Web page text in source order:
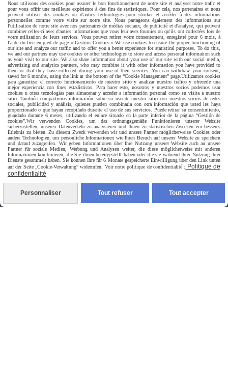
Livraison rapide
Nous utilisons des cookies pour assurer le bon fonctionnement de notre site et analyser notre trafic et
pour vous offrir une meilleure expérience à des fins de statistiques. Pour cela, nos partenaires et nous
peuvent utiliser des cookies ou d'autres technologies pour stocker et accéder à des informations
personnelles comme votre visite sur notre site. Nous partageons également des informations sur
l'utilisation de notre site avec nos partenaires de médias sociaux, de publicité et d'analyse, qui peuvent
combiner celles-ci avec d'autres informations que vous leur avez fournies ou qu'ils ont collectées lors de
votre utilisation de leurs services. Vous pouvez retirer votre consentement, enregistré pour 6 mois, à
l'aide du lien en pied de page « Gestion Cookies ». We use cookies to ensure the proper functioning of
our site and analyze our traffic and to offer you a better experience for statistical purposes. To do this,
we and our partners may use cookies or other technologies to store and access personal information such
as your visit to our site. We also share information about your use of our site with our social media,
advertising and analytics partners, who may combine it with other information you have provided to
them or that they have collected during your use of their services. You can withdraw your consent,
saved for 6 months, using the link at the bottom of the “Cookie Management” page. Utilizamos cookies
para garantizar el correcto funcionamiento de nuestro sitio y analizar nuestro tráfico y ofrecerle una
mejor experiencia con fines estadísticos. Para hacer esto, nosotros y nuestros socios podemos usar
cookies u otras tecnologías para almacenar y acceder a información personal como su visita a nuestro
sitio. También compartimos información sobre su uso de nuestro sitio con nuestros socios de redes
sociales, publicidad y análisis, quienes pueden combinarla con otra información que usted les haya
proporcionado o que hayan recopilado durante el uso de sus servicios. Puede retirar su consentimiento,
guardado durante 6 meses, utilizando el enlace situado en la parte inferior de la página “Gestión de
cookies”. Wir verwenden Cookies, um das ordnungsgemäße Funktionieren unserer Website
sicherzustellen, unseren Datenverkehr zu analysieren und Ihnen zu statistischen Zwecken ein besseres
Erlebnis zu bieten. Zu diesem Zweck verwenden wir und unsere Partner möglicherweise Cookies oder
andere Technologien, um persönliche Informationen wie Ihren Besuch auf unserer Website zu speichern
und darauf zuzugreifen. Wir geben Informationen über Ihre Nutzung unserer Website auch an unsere
Partner für soziale Medien, Werbung und Analysen weiter, die diese möglicherweise mit anderen
Informationen kombinieren, die Sie ihnen bereitgestellt haben oder die sie während Ihrer Nutzung ihrer
Dienste gesammelt haben. Sie können Ihre für 6 Monate gespeicherte Einwilligung über den Link unten
auf der Seite „Cookie-Verwaltung“ widerrufen. Voir notre politique de confidentialité :
Politique de
confidentialité
Personnaliser Tout refuser Tout accepter